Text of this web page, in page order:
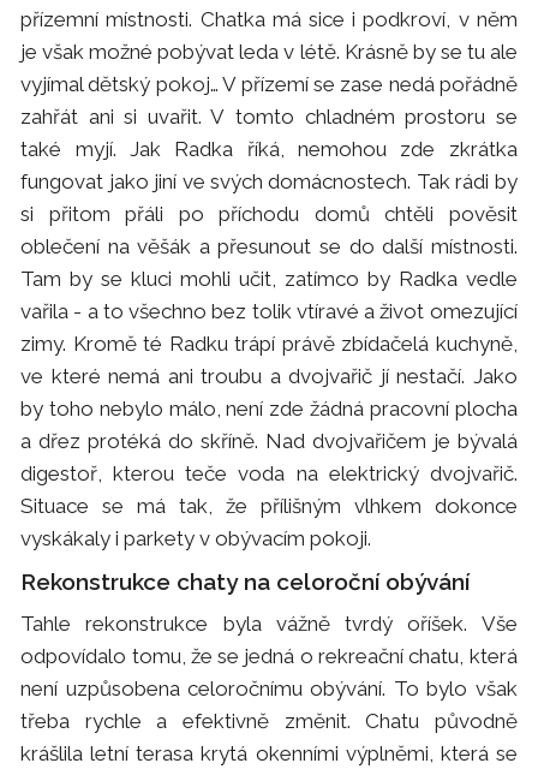
přízemní místnosti. Chatka má sice i podkroví, v něm
je však možné pobývat leda v létě. Krásně by se tu ale
vyjímal dětský pokoj… V přízemí se zase nedá pořádně
zahřát ani si uvařit. V tomto chladném prostoru se
také myjí. Jak Radka říká, nemohou zde zkrátka
fungovat jako jiní ve svých domácnostech. Tak rádi by
si přitom přáli po příchodu domů chtěli pověsit
oblečení na věšák a přesunout se do další místnosti.
Tam by se kluci mohli učit, zatímco by Radka vedle
vařila - a to všechno bez tolik vtíravé a život omezující
zimy. Kromě té Radku trápí právě zbídačelá kuchyně,
ve které nemá ani troubu a dvojvařič jí nestačí. Jako
by toho nebylo málo, není zde žádná pracovní plocha
a dřez protéká do skříně. Nad dvojvařičem je bývalá
digestoř, kterou teče voda na elektrický dvojvařič.
Situace se má tak, že přílišným vlhkem dokonce
vyskákaly i parkety v obývacím pokoji.
Rekonstrukce chaty na celoroční obývání
Tahle rekonstrukce byla vážně tvrdý oříšek. Vše
odpovídalo tomu, že se jedná o rekreační chatu, která
není uzpůsobena celoročnímu obývání. To bylo však
třeba rychle a efektivně změnit. Chatu původně
krášlila letní terasa krytá okenními výplněmi, která se